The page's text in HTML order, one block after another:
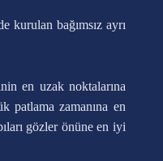
kurulan bağımsız ayrı
en uzak noktalarına
patlama zamanına en
gözler önüne en iyi